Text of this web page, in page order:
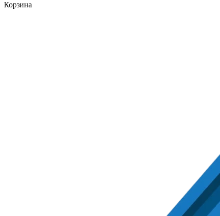
Корзина